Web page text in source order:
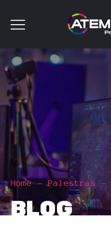
Home Palestras
BLOG